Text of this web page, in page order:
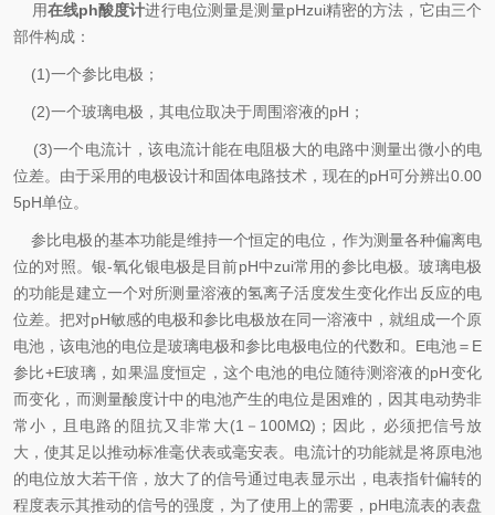
用在线ph酸度计进行电位测量是测量pHzui精密的方法，它由三个
部件构成：
(1)一个参比电极；
(2)一个玻璃电极，其电位取决于周围溶液的pH；
(3)一个电流计，该电流计能在电阻极大的电路中测量出微小的电
位差。由于采用的电极设计和固体电路技术，现在的pH可分辨出0.00
5pH单位。
参比电极的基本功能是维持一个恒定的电位，作为测量各种偏离电
位的对照。银-氧化银电极是目前pH中zui常用的参比电极。玻璃电极
的功能是建立一个对所测量溶液的氢离子活度发生变化作出反应的电
位差。把对pH敏感的电极和参比电极放在同一溶液中，就组成一个原
电池，该电池的电位是玻璃电极和参比电极电位的代数和。E电池＝E
参比+E玻璃，如果温度恒定，这个电池的电位随待测溶液的pH变化
而变化，而测量酸度计中的电池产生的电位是困难的，因其电动势非
常小，且电路的阻抗又非常大(1－100MΩ)；因此，必须把信号放
大，使其足以推动标准毫伏表或毫安表。电流计的功能就是将原电池
的电位放大若干倍，放大了的信号通过电表显示出，电表指针偏转的
程度表示其推动的信号的强度，为了使用上的需要，pH电流表的表盘